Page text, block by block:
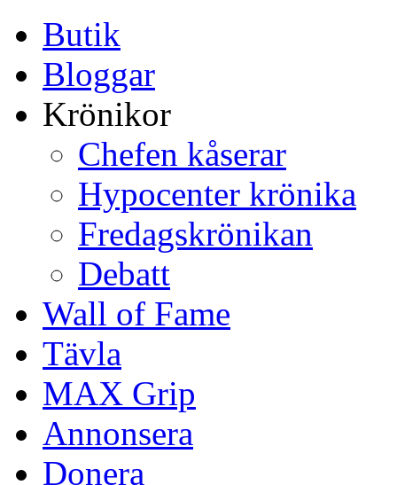
Butik
Bloggar
Krönikor
Chefen kåserar
Hypocenter krönika
Fredagskrönikan
Debatt
Wall of Fame
Tävla
MAX Grip
Annonsera
Donera